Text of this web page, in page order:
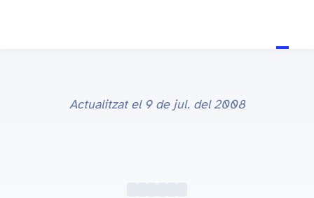
Actualitzat el 9 de jul. del 2008